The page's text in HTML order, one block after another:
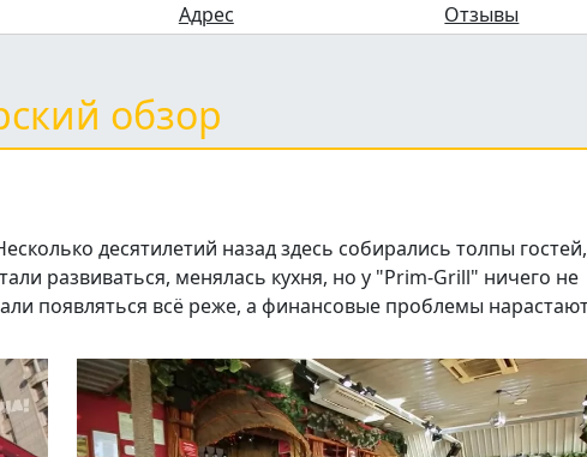
Адрес Отзывы
обзор
десятилетий назад здесь собирались толпы
развиваться, менялась кухня, но у "Prim-Grill" ничего не
появляться всё реже, а финансовые проблемы